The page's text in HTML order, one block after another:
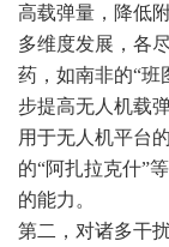
高载弹量，降低
多维度发展，各
药，如南非的“班
步提高无人机载
用于无人机平台
的“阿扎拉克什”
的能力。
第二，对诸多干